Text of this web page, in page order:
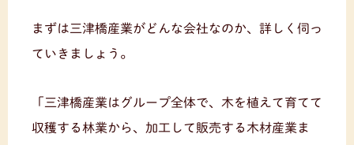
まずは三津橋産業がどんな会社なのか、詳しく伺っ
ていきましょう。
「三津橋産業はグループ全体で、木を植えて育てて
収穫する林業から、加工して販売する木材産業ま